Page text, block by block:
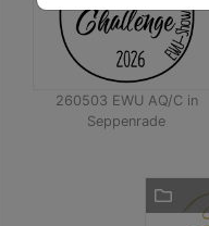
260503 EWU AQ/C in
Seppenrade